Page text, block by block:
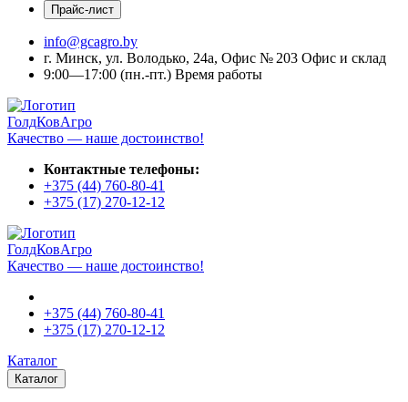
Прайс-лист
info@gcagro.by
г. Минск, ул. Володько, 24а, Офис № 203 Офис и склад
9:00—17:00 (пн.-пт.) Время работы
ГолдКовАгро
Качество — наше достоинство!
Контактные телефоны:
+375 (44) 760-80-41
+375 (17) 270-12-12
ГолдКовАгро
Качество — наше достоинство!
+375 (44) 760-80-41
+375 (17) 270-12-12
Каталог
Каталог